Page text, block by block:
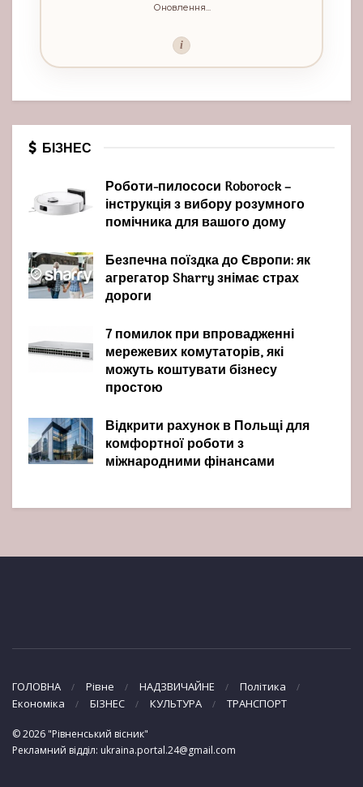
Оновлення...
i
БІЗНЕС
Роботи-пилососи Roborock –
інструкція з вибору розумного
помічника для вашого дому
Безпечна поїздка до Європи: як
агрегатор Sharry знімає страх
дороги
7 помилок при впровадженні
мережевих комутаторів, які
можуть коштувати бізнесу
простою
Відкрити рахунок в Польщі для
комфортної роботи з
міжнародними фінансами
ГОЛОВНА Рівне НАДЗВИЧАЙНЕ
Політика
Економіка
БІЗНЕС КУЛЬТУРА ТРАНСПОРТ
© 2026 "Рівненський вісник"
Рекламний відділ: ukraina.portal.24@gmail.com